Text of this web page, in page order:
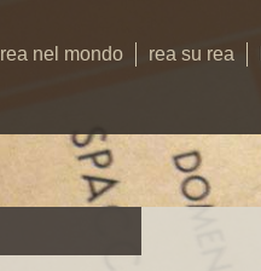
rea nel mondo rea su rea